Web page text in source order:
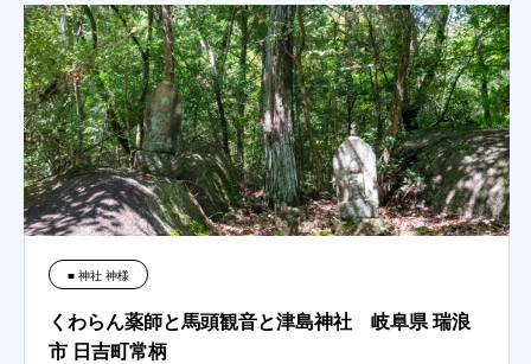
■ 神社 神様
くわらん薬師と馬頭観音と津島神社 岐阜県 瑞浪
市 日吉町常柄